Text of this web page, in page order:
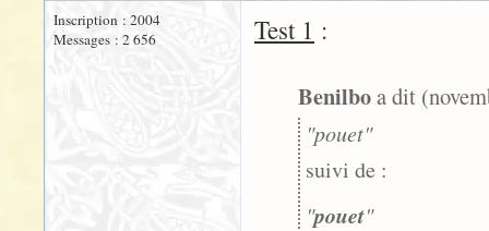
Inscription : 2004
Messages : 2 656
Test 1 :
Benilboa dit
"pouet"
suivi de :
"pouet"